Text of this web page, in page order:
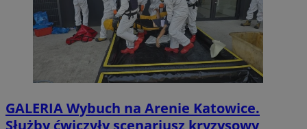
GALERIAWybuch na Arenie Katowice.
Służby ćwiczyły scenariusz kryzysowy